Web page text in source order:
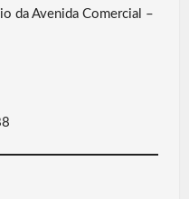
da Avenida Comercial –